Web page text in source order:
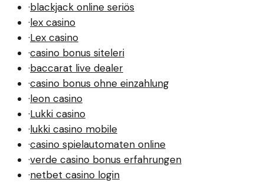
·blackjack online seriös
·lex casino
·Lex casino
·casino bonus siteleri
·baccarat live dealer
·casino bonus ohne einzahlung
·leon casino
·Lukki casino
·lukki casino mobile
·casino spielautomaten online
·verde casino bonus erfahrungen
·netbet casino login